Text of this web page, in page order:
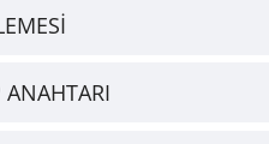
ANAHTARI